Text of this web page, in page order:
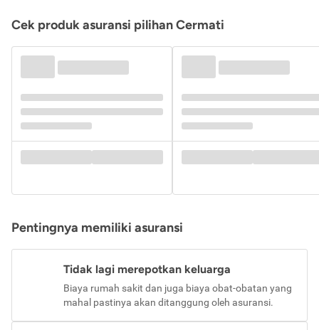
Cek produk asuransi pilihan Cermati
Pentingnya memiliki asuransi
Tidak lagi merepotkan keluarga
Biaya rumah sakit dan juga biaya obat-obatan yang
mahal pastinya akan ditanggung oleh asuransi.